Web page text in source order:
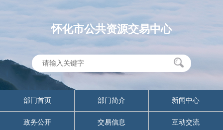
怀化市公共资源交易中心
部门首页 部门简介 新闻中心
政务公开 交易信息 互动交流